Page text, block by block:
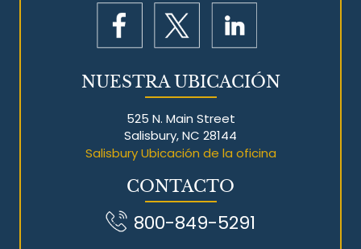
NUESTRA UBICACIÓN
525 N. Main Street
Salisbury, NC 28144
Salisbury Ubicación de la oficina
CONTACTO
800-849-5291